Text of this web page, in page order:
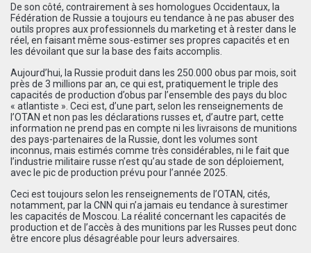
De son côté, contrairement à ses homologues Occidentaux, la
Fédération de Russie a toujours eu tendance à ne pas abuser des
outils propres aux professionnels du marketing et à rester dans le
réel, en faisant même sous-estimer ses propres capacités et en
les dévoilant que sur la base des faits accomplis.
Aujourd’hui, la Russie produit dans les 250.000 obus par mois, soit
près de 3 millions par an, ce qui est, pratiquement le triple des
capacités de production d’obus par l’ensemble des pays du bloc
« atlantiste ». Ceci est, d’une part, selon les renseignements de
l’OTAN et non pas les déclarations russes et, d’autre part, cette
information ne prend pas en compte ni les livraisons de munitions
des pays-partenaires de la Russie, dont les volumes sont
inconnus, mais estimés comme très considérables, ni le fait que
l’industrie militaire russe n’est qu’au stade de son déploiement,
avec le pic de production prévu pour l’année 2025.
Ceci est toujours selon les renseignements de l’OTAN, cités,
notamment, par la CNN qui n’a jamais eu tendance à surestimer
les capacités de Moscou. La réalité concernant les capacités de
production et de l’accès à des munitions par les Russes peut donc
être encore plus désagréable pour leurs adversaires.